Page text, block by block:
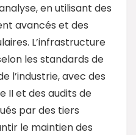
en utilisant des
avancés et des
L’infrastructure
les standards de
l’industrie, avec des
II et des audits de
par des tiers
le maintien des